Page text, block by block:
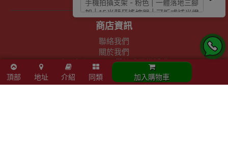
頂部 地址 介紹 同類 加入購物車
商店資訊
聯絡我們
關於我們
索取報價 公司、學校或機構採購
以公司採購卡(P卡)付款